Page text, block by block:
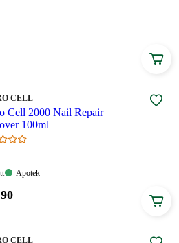
:CELL
Cell 2000 Nail Repair
100ml
Apotek:
Apotek
:CELL